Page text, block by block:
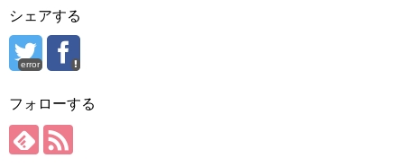
シェアする
error
フォローする